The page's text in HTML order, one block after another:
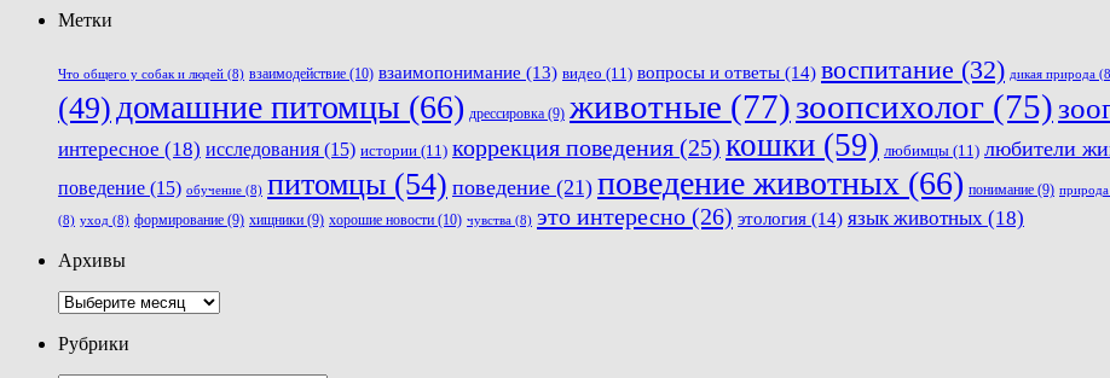
Метки
Что общего у собак и людей (8) взаимодействие (10) взаимопонимание (13) видео (11) вопросы и ответы (14) воспитание (32) дикая природа
(49) домашние питомцы (66) дрессировка (9) животные (77)зоопсихолог (75)
интересное (18) исследования (15) истории (11) коррекция поведения (25) кошки (59) любимцы (11) любители
поведение (15) обучение (8) питомцы (54) поведение (21) поведение животных (66) понимание (9) природа
(8) уход (8) формирование (9) хищники (9) хорошие новости (10) чувства (8) это интересно (26) этология (14) язык животных (18)
Архивы
Архивы
Рубрики